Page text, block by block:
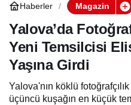
Haberler Magazin
Yalova’da
Yeni Temsilcisi
Yaşına Girdi
Yalova'nın köklü
üçüncü kuşağın en küçük
Kelepçe Gibiydi!”